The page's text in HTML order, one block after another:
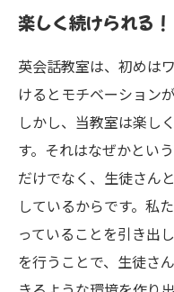
楽しく続けられる！
英会話教室は、初めは
けるとモチベーション
しかし、当教室は楽し
す。それはなぜかとい
だけでなく、生徒さん
しているからです。私
っていることを引き出
を行うことで、生徒さ